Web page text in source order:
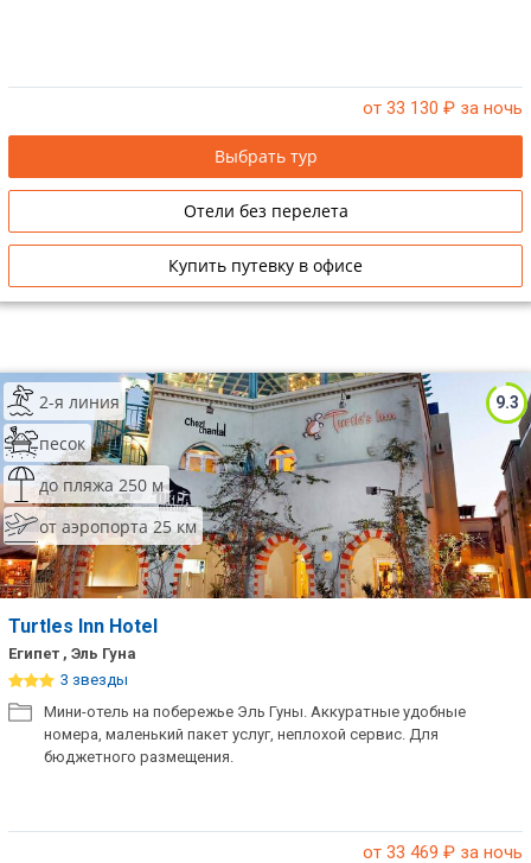
от 33 130 ₽ за ночь
Выбрать тур
Отели без перелета
Купить путевку в офисе
9.3
2-я линия
песок
до пляжа 250 м
от аэропорта 25 км
Turtles Inn Hotel
Египет , Эль Гуна
3 звезды
Мини-отель на побережье Эль Гуны. Аккуратные удобные
номера, маленький пакет услуг, неплохой сервис. Для
бюджетного размещения.
от 33 469 ₽ за ночь